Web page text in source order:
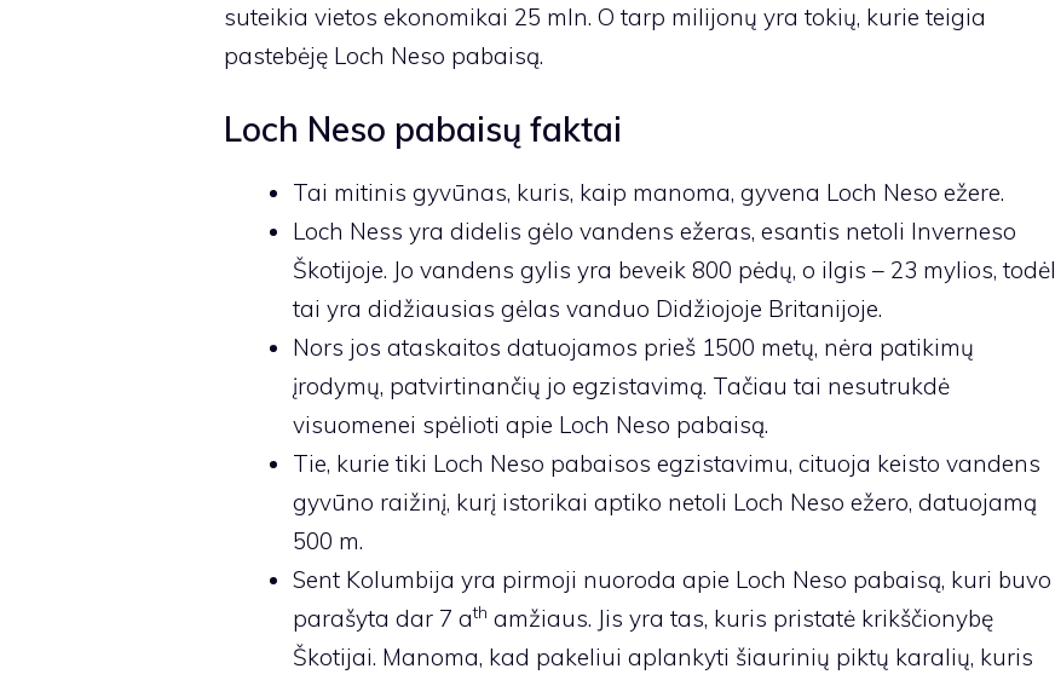
suteikia vietos ekonomikai 25 mln. O tarp milijonų yra tokių, kurie teigia
pastebėję Loch Neso pabaisą.
Loch Neso pabaisų faktai
Tai mitinis gyvūnas, kuris, kaip manoma, gyvena Loch Neso ežere.
Loch Ness yra didelis gėlo vandens ežeras, esantis netoli Inverneso
Škotijoje. Jo vandens gylis yra beveik 800 pėdų, o ilgis – 23 mylios, todėl
tai yra didžiausias gėlas vanduo Didžiojoje Britanijoje.
Nors jos ataskaitos datuojamos prieš 1500 metų, nėra patikimų
įrodymų, patvirtinančių jo egzistavimą. Tačiau tai nesutrukdė
visuomenei spėlioti apie Loch Neso pabaisą.
Tie, kurie tiki Loch Neso pabaisos egzistavimu, cituoja keisto vandens
gyvūno raižinį, kurį istorikai aptiko netoli Loch Neso ežero, datuojamą
500 m.
Sent Kolumbija yra pirmoji nuoroda apie Loch Neso pabaisą, kuri buvo
parašyta dar 7 ath amžiaus. Jis yra tas, kuris pristatė krikščionybę
Škotijai. Manoma, kad pakeliui aplankyti šiaurinių piktų karalių, kuris